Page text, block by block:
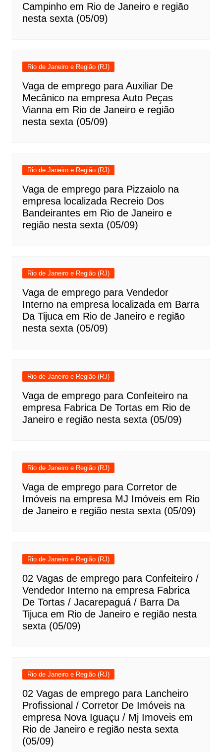
Campinho em Rio de Janeiro e região
nesta sexta (05/09)
Rio de Janeiro e Região (RJ)
Vaga de emprego para Auxiliar De
Mecânico na empresa Auto Peças
Vianna em Rio de Janeiro e região
nesta sexta (05/09)
Rio de Janeiro e Região (RJ)
Vaga de emprego para Pizzaiolo na
empresa localizada Recreio Dos
Bandeirantes em Rio de Janeiro e
região nesta sexta (05/09)
Rio de Janeiro e Região (RJ)
Vaga de emprego para Vendedor
Interno na empresa localizada em Barra
Da Tijuca em Rio de Janeiro e região
nesta sexta (05/09)
Rio de Janeiro e Região (RJ)
Vaga de emprego para Confeiteiro na
empresa Fabrica De Tortas em Rio de
Janeiro e região nesta sexta (05/09)
Rio de Janeiro e Região (RJ)
Vaga de emprego para Corretor de
Imóveis na empresa MJ Imóveis em Rio
de Janeiro e região nesta sexta (05/09)
Rio de Janeiro e Região (RJ)
02 Vagas de emprego para Confeiteiro /
Vendedor Interno na empresa Fabrica
De Tortas / Jacarepaguá / Barra Da
Tijuca em Rio de Janeiro e região nesta
sexta (05/09)
Rio de Janeiro e Região (RJ)
02 Vagas de emprego para Lancheiro
Profissional / Corretor De Imóveis na
empresa Nova Iguaçu / Mj Imoveis em
Rio de Janeiro e região nesta sexta
(05/09)